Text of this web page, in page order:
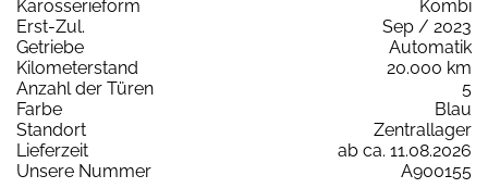
Karosserieform
Kombi
Erst-Zul.
Sep / 2023
Getriebe
Automatik
Kilometerstand
20.000 km
Anzahl der Türen
5
Farbe
Blau
Standort
Zentrallager
Lieferzeit
ab ca. 11.08.2026
Unsere Nummer
A900155